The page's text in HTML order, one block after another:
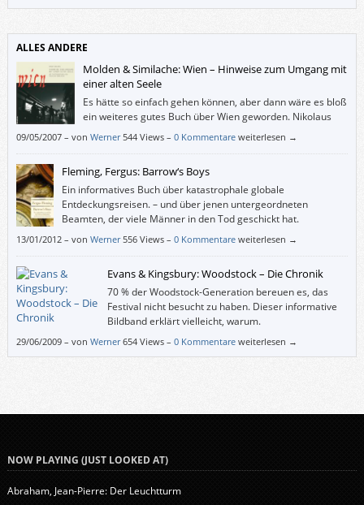
ALLES ANDERE
Molden & Similache: Wien – Hinweise zum Umgang mit
einer alten Seele
Es hätte so einfach gehen können, aber dann wäre es bloß
ein weiteres gutes Buch über Wien geworden. Nikolaus
Similache hatte die Fotos, Ernst Molden die Texte, und
09/05/2007– von Werner 544 Views – 0 Kommentare weiterlesen →
Fleming, Fergus: Barrow‘s Boys
Ein informatives Buch über katastrophale globale
Entdeckungsreisen. – und über jenen untergeordneten
Beamten, der viele Männer in den Tod geschickt hat.
13/01/2012– von Werner 556 Views – 0 Kommentare weiterlesen →
Evans & Kingsbury: Woodstock – Die Chronik
70 % der Woodstock-Generation bereuen es, das
Festival nicht besucht zu haben. Dieser informative
Bildband erklärt vielleicht, warum.
29/06/2009– von Werner 654 Views – 0 Kommentare weiterlesen →
NOW PLAYING (JUST LOOKED AT)
Abraham, Jean-Pierre: Der Leuchtturm